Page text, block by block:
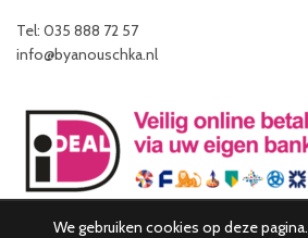
Tel: 035 888 72 57
info@byanouschka.nl
We gebruiken cookies op deze